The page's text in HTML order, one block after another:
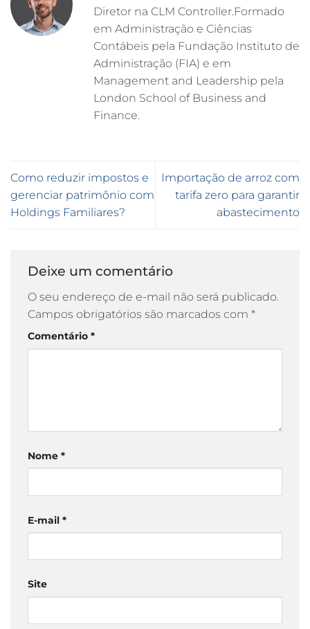
Diretor na CLM Controller.Formado
em Administração e Ciências
Contábeis pela Fundação Instituto de
Administração (FIA) e em
Management and Leadership pela
London School of Business and
Finance.
Como reduzir impostos e
gerenciar patrimônio com
Holdings Familiares?
Importação de arroz com
tarifa zero para garantir
abastecimento
Deixe um comentário
O seu endereço de e-mail não será publicado.
Campos obrigatórios são marcados com *
Comentário *
Nome *
E-mail *
Site